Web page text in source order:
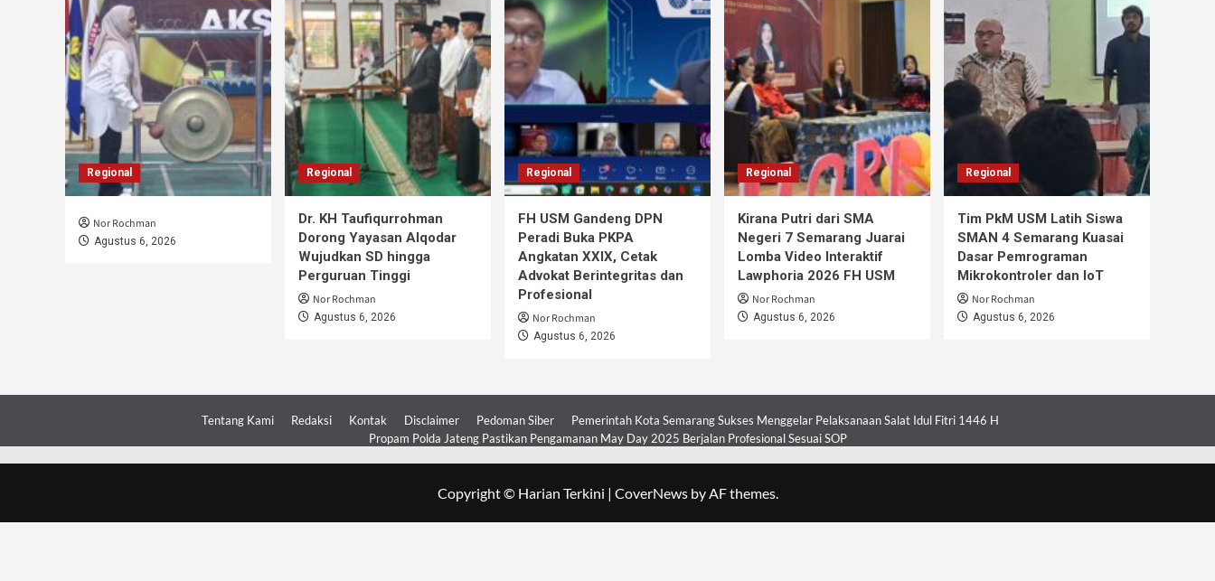
Regional
Nor Rochman
Agustus 6, 2026
Regional
Dr. KH Taufiqurrohman
Dorong Yayasan Alqodar
Wujudkan SD hingga
Perguruan Tinggi
Nor Rochman
Agustus 6, 2026
Regional
FH USM Gandeng DPN
Peradi Buka PKPA
Angkatan XXIX, Cetak
Advokat Berintegritas dan
Profesional
Nor Rochman
Agustus 6, 2026
Regional
Kirana Putri dari SMA
Negeri 7 Semarang Juarai
Lomba Video Interaktif
Lawphoria 2026 FH USM
Nor Rochman
Agustus 6, 2026
Regional
Tim PkM USM Latih Siswa
SMAN 4 Semarang Kuasai
Dasar Pemrograman
Mikrokontroler dan IoT
Nor Rochman
Agustus 6, 2026
Tentang Kami Redaksi Kontak Disclaimer Pedoman Siber
Pemerintah Kota Semarang Sukses Menggelar Pelaksanaan Salat Idul Fitri 1446 H
Propam Polda Jateng Pastikan Pengamanan May Day 2025 Berjalan Profesional Sesuai SOP
Copyright © Harian Terkini | CoverNewsby AF themes.